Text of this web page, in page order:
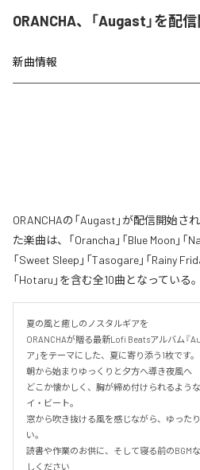
ORANCHA、「Augast」を配
新曲情報
ORANCHAの「Augast」が配信開始
た楽曲は、「Orancha」「Blue Moon」「
「Sweet Sleep」「Tasogare」「Rainy
「Hotaru」を含む全10曲となっている。
夏の風と癒しのノスタルギアを
ORANCHAが贈る最新Lofi Beatsアルバム『
ア」をテーマにした、夏に寄り添う1枚です。
朝から始まりゆっくりと夕方へ導き夜風へ
どこか懐かしく、胸が締め付けられるよう
イ・ビート。
窓から吹き抜ける風を感じながら、ゆった
い。
読書や作業のお供に、そして寝る前のBGM
しください